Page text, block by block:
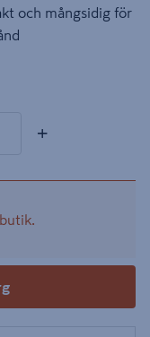
och mångsidig för
+